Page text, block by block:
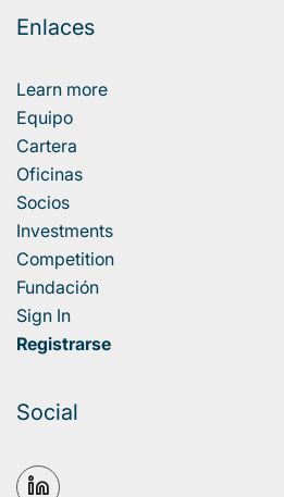
Enlaces
Learn more
Equipo
Cartera
Oficinas
Socios
Investments
Competition
Fundación
Sign In
Registrarse
Social